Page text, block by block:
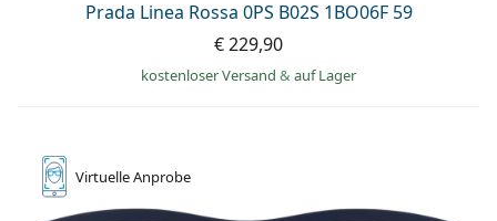
Prada Linea Rossa 0PS B02S 1BO06F 59
€ 229,90
kostenloser Versand & auf Lager
VirtuelleAnprobe